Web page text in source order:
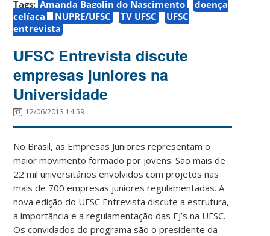
Tags: Amanda Bagolin do Nascimento
doença
celíaca
NUPRE/UFSC TV UFSC
UFSC
entrevista
UFSC Entrevista discute
empresas juniores na
Universidade
12/06/2013 14:59
No Brasil, as Empresas Juniores representam o
maior movimento formado por jovens. São mais de
22 mil universitários envolvidos com projetos nas
mais de 700 empresas juniores regulamentadas. A
nova edição do UFSC Entrevista discute a estrutura,
a importância e a regulamentação das EJ’s na UFSC.
Os convidados do programa são o presidente da